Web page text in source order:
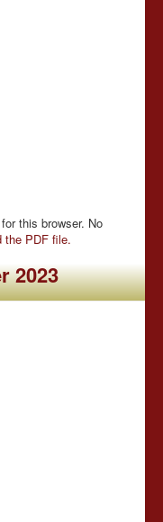
this browser. No
the PDF file.
2023